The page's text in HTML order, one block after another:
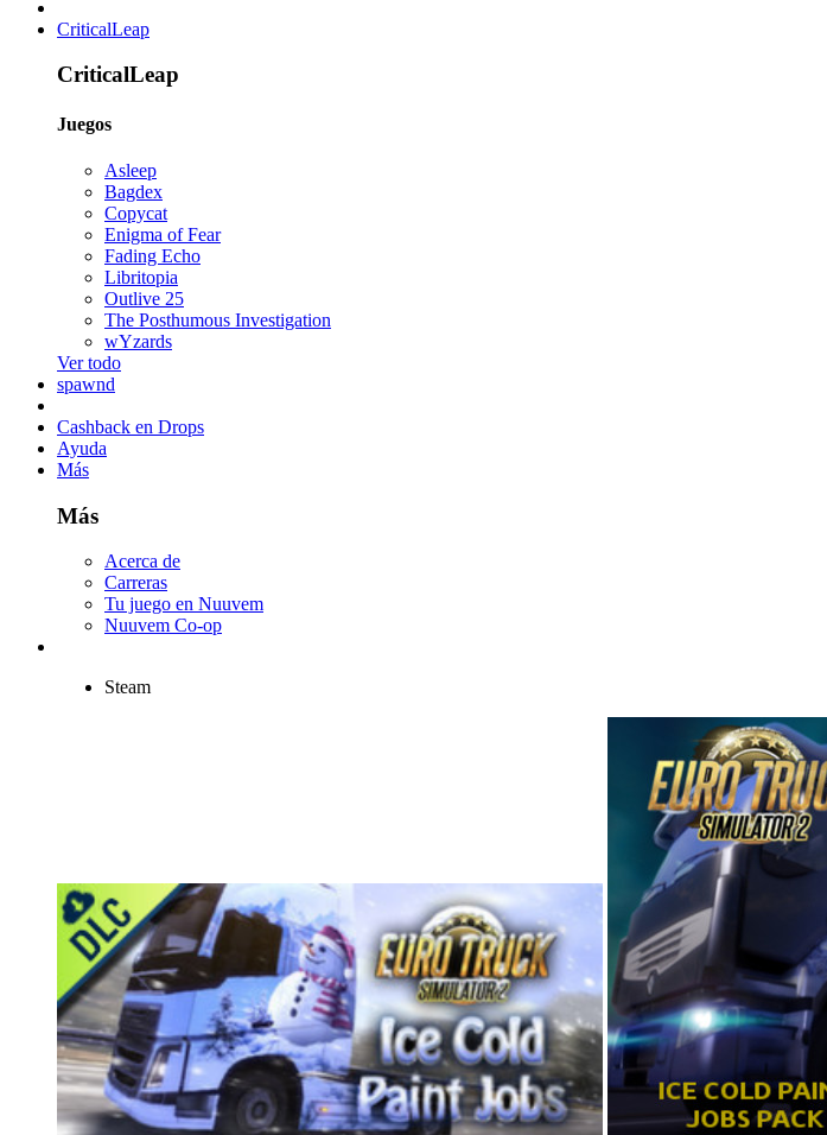
CriticalLeap
CriticalLeap
Juegos
Asleep
Bagdex
Copycat
Enigma of Fear
Fading Echo
Libritopia
Outlive 25
The Posthumous Investigation
wYzards
Ver todo
spawnd
Cashback en Drops
Ayuda
Más
Más
Acerca de
Carreras
Tu juego en Nuuvem
Nuuvem Co-op
Steam